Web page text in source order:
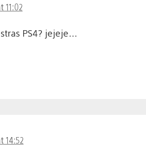
11:02
PS4? jejeje…
14:52